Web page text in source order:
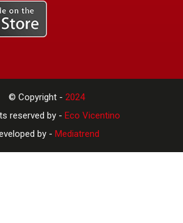
© Copyright - 2024
reserved by - Eco Vicentino
by - Mediatrend